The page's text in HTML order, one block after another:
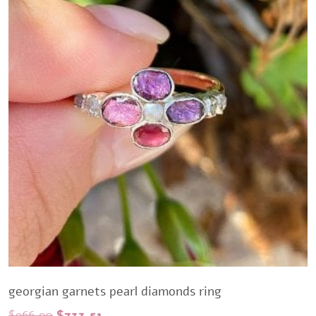
georgian garnets pearl diamonds ring